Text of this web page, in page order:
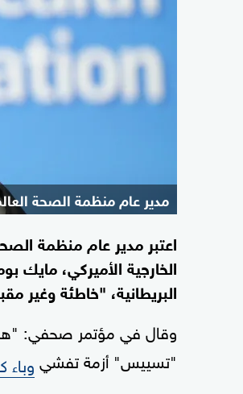
مدير عام منظمة الصحة
اعتبر مدير عام منظمة
الخارجية الأميركي،
البريطانية، "خاطئة وغير
وقال في مؤتمر صحفي:
"تسييس" أزمة تفشي وباء